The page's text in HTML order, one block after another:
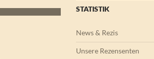
STATISTIK
News & Rezis
Unsere Rezensenten